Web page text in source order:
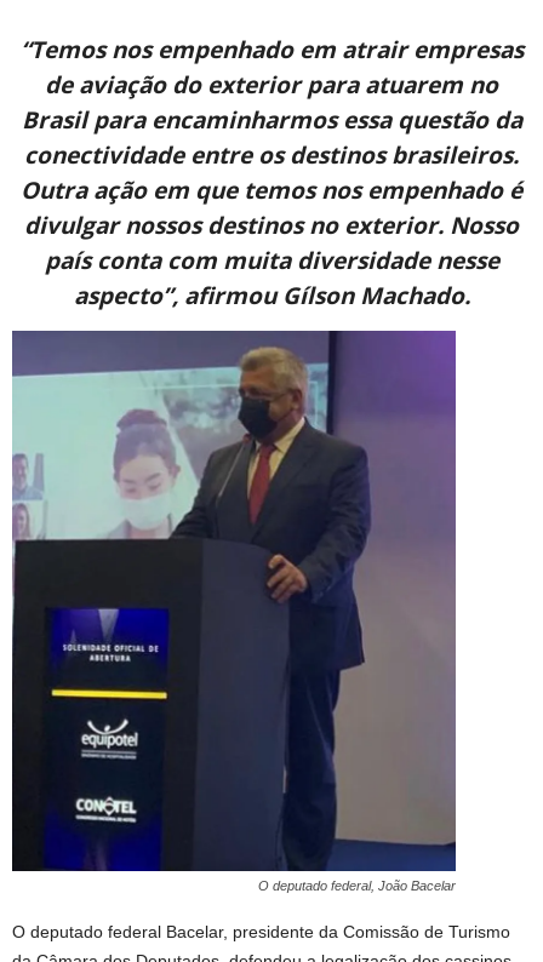
“Temos nos empenhado em atrair empresas
de aviação do exterior para atuarem no
Brasil para encaminharmos essa questão da
conectividade entre os destinos brasileiros.
Outra ação em que temos nos empenhado é
divulgar nossos destinos no exterior. Nosso
país conta com muita diversidade nesse
aspecto”, afirmou Gílson Machado.
O deputado federal, João Bacelar
O deputado federal Bacelar, presidente da Comissão de Turismo